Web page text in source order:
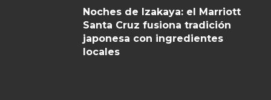
Noches de Izakaya: el Marriott
Santa Cruz fusiona tradición
japonesa con ingredientes
locales